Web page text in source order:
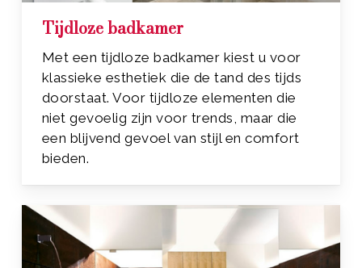
Tijdloze badkamer
Met een tijdloze badkamer kiest u voor
klassieke esthetiek die de tand des tijds
doorstaat. Voor tijdloze elementen die
niet gevoelig zijn voor trends, maar die
een blijvend gevoel van stijl en comfort
bieden.